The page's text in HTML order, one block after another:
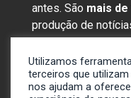
antes. São mais de
produção de
assuntos mais
Sobre nós
Utilizamos
terceiros que utilizam
nos ajudam a